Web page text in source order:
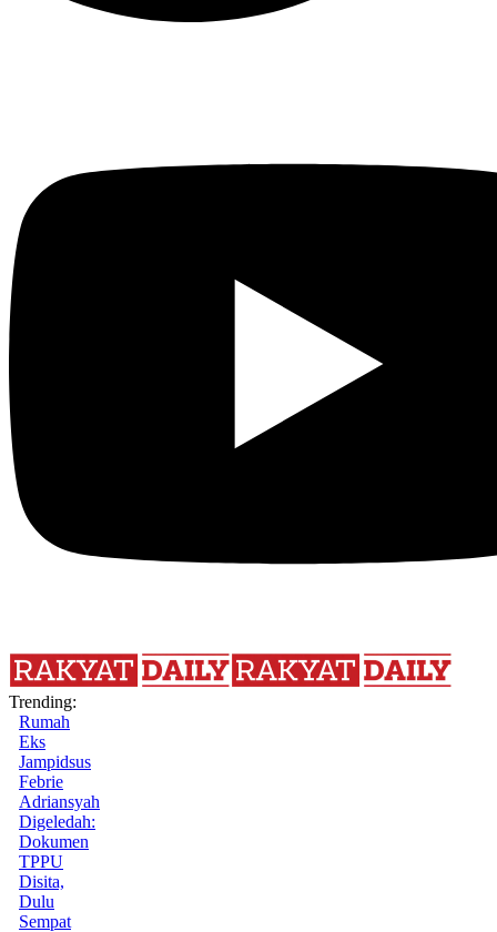
Trending:
Rumah
Eks
Jampidsus
Febrie
Adriansyah
Digeledah:
Dokumen
TPPU
Disita,
Dulu
Sempat